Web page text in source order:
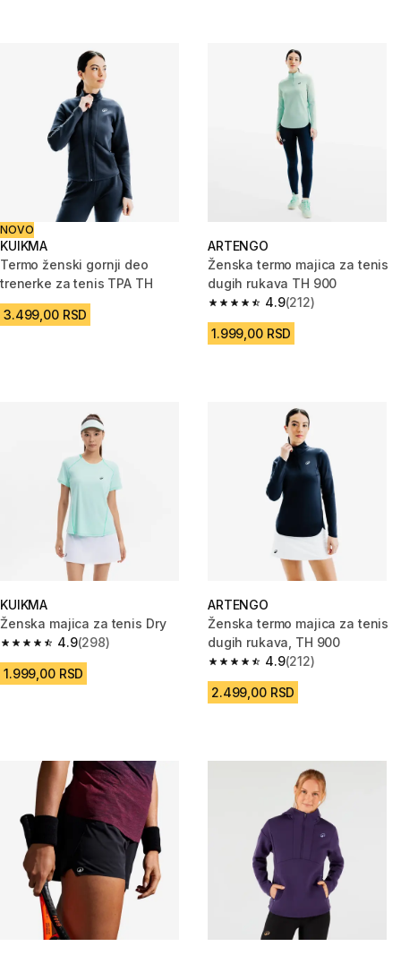
NOVO
KUIKMA
Termo ženski gornji deo
trenerke za tenis TPA TH
3.499,00 RSD
ARTENGO
Ženska termo majica za tenis
dugih rukava TH 900
4.9
4.9 od 5 zvezdica from 212
(212)
1.999,00 RSD
KUIKMA
Ženska majica za tenis Dry
4.9
4.9 od 5 zvezdica from 298 Recenzije
(298)
1.999,00 RSD
ARTENGO
Ženska termo majica za tenis
dugih rukava, TH 900
4.9
4.9 od 5 zvezdica from 212
(212)
2.499,00 RSD